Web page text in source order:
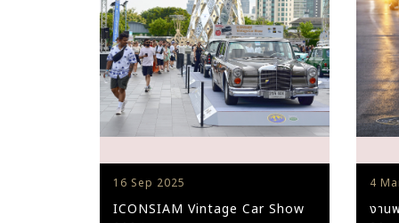
16 Sep 2025
ICONSIAM Vintage Car Show
4
งาน